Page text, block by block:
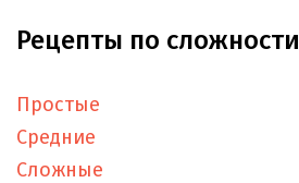
Рецепты по сложности
Простые
Средние
Сложные